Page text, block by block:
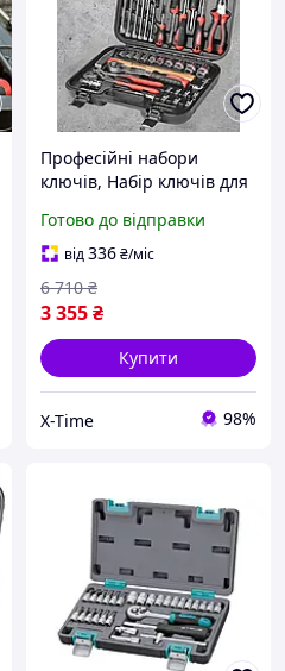
Професійні набори
ключів, Набір ключів для
для ремонту, XTM
Готово до відправки
від336₴/міс
3 355₴
6 710 ₴
Купити
X-Time 98%